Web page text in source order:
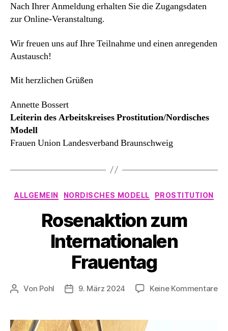
Nach Ihrer Anmeldung erhalten Sie die Zugangsdaten
zur Online-Veranstaltung.
Wir freuen uns auf Ihre Teilnahme und einen anregenden
Austausch!
Mit herzlichen Grüßen
Annette Bossert
Leiterin des Arbeitskreises Prostitution/Nordisches
Modell
Frauen Union Landesverband Braunschweig
Kategorien
ALLGEMEIN NORDISCHES MODELL PROSTITUTION
Rosenaktion zum
Internationalen
Frauentag
Beitragsautor
Von Pohl Beitragsdatum
9. März 2024 Keine Kommentarezu